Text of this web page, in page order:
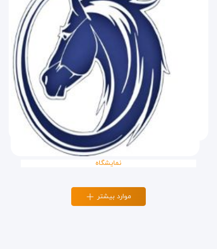
نمایشگاه
موارد بیشتر